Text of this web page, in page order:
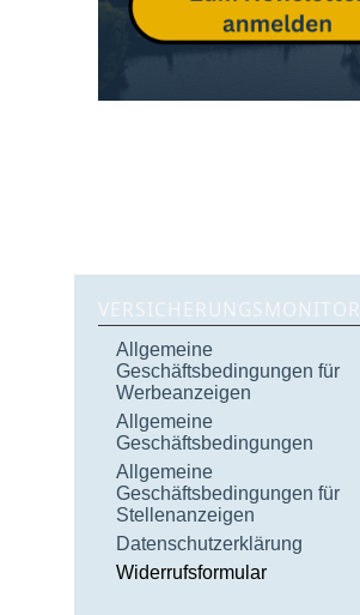
VERSICHERUNGSMONITOR
Allgemeine
Geschäftsbedingungen für
Werbeanzeigen
Allgemeine
Geschäftsbedingungen
Allgemeine
Geschäftsbedingungen für
Stellenanzeigen
Datenschutzerklärung
Widerrufsformular